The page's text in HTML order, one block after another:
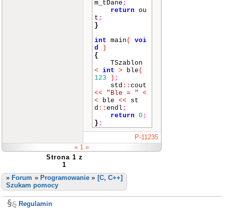
m_tDane ;
return ou
t ;
}
int main (
voi
d
)
{
TSzablon
< int > ble (
123
) ;
std :: cout
<<
"Ble = "
<
< ble << st
d :: endl ;
return 0 ;
} ;
P-11235
« 1 »
Strona 1 z
1
» Forum » Programowanie » [C, C++]
Szukam pomocy
Regulamin